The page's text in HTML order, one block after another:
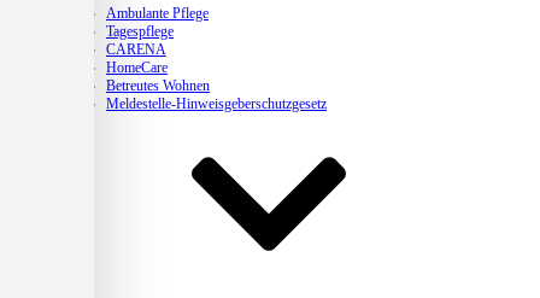
Ambulante Pflege
Tagespflege
CARENA
HomeCare
Betreutes Wohnen
Meldestelle-Hinweisgeberschutzgesetz